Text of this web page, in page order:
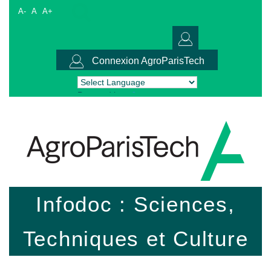
A- A A+
Connexion AgroParisTech
Powered by Translate
Infodoc : Sciences,
Techniques et Culture